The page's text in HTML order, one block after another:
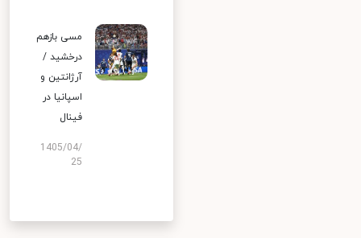
مسی بازهم
درخشید /
آرژانتین و
اسپانیا در
فینال
1405/04/
25